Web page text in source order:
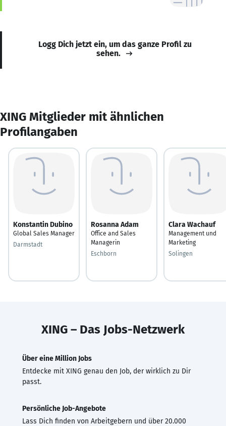
Logg Dich jetzt ein, um das ganze Profil zu
sehen.
XING Mitglieder mit ähnlichen
Profilangaben
Konstantin Dubino
Global Sales Manager
Darmstadt
Rosanna Adam
Office and Sales
Managerin
Eschborn
Clara Wachauf
Management und
Marketing
Solingen
XING – Das Jobs-Netzwerk
Über eine Million Jobs
Entdecke mit XING genau den Job, der wirklich zu Dir
passt.
Persönliche Job-Angebote
Lass Dich finden von Arbeitgebern und über 20.000